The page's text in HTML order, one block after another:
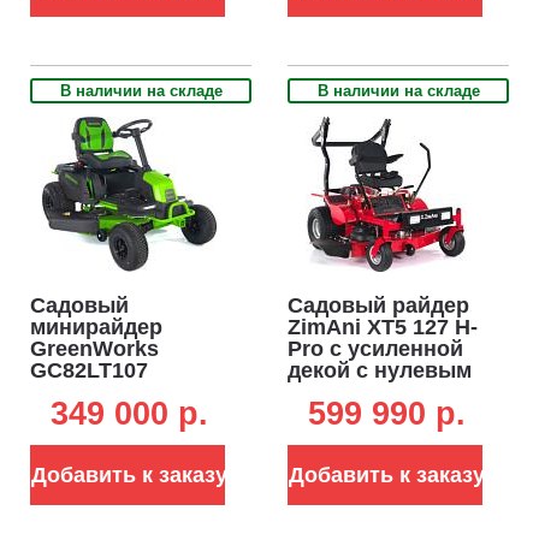
В наличии на складе
Садовый
минирайдер
GreenWorks
GC82LT107
без АКБ и ЗУ
(PRC, BL 82В, 107
АКБ, LED-фара,
207 кг)
349 000 p.
Добавить к заказу
В наличии на складе
Садовый райдер
ZimAni XT5 127 H-
Pro с усиленной
декой с нулевым
разворота (PRC,
Honda GXV690,
гидростатика, 127
см, 450 кг)
599 990 p.
Добавить к заказу